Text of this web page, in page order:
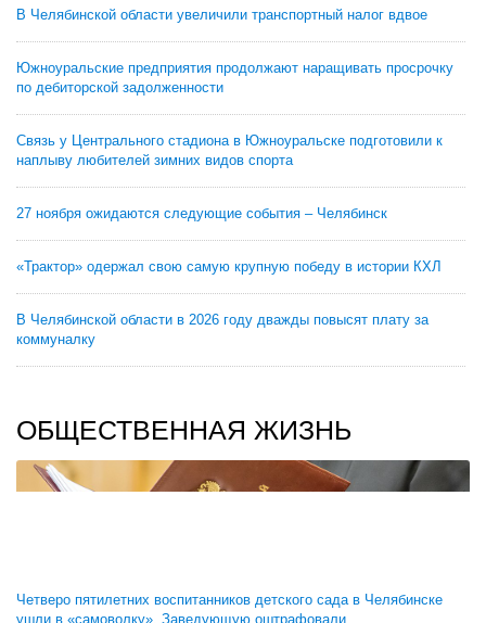
В Челябинской области увеличили транспортный налог вдвое
Южноуральские предприятия продолжают наращивать просрочку
по дебиторской задолженности
Связь у Центрального стадиона в Южноуральске подготовили к
наплыву любителей зимних видов спорта
27 ноября ожидаются следующие события – Челябинск
«Трактор» одержал свою самую крупную победу в истории КХЛ
В Челябинской области в 2026 году дважды повысят плату за
коммуналку
ОБЩЕСТВЕННАЯ ЖИЗНЬ
Четверо пятилетних воспитанников детского сада в Челябинске
ушли в «самоволку». Заведующую оштрафовали